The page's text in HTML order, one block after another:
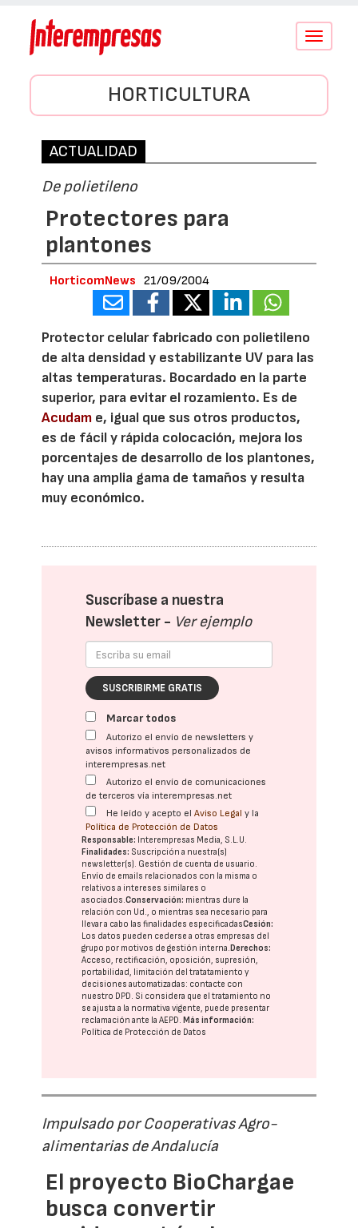
Conmutar
HORTICULTURA
ACTUALIDAD
De polietileno
Protectores para
plantones
HorticomNews 21/09/2004
Protector celular fabricado con polietileno
de alta densidad y estabilizante UV para las
altas temperaturas. Bocardado en la parte
superior, para evitar el rozamiento. Es de
Acudam e, igual que sus otros productos,
es de fácil y rápida colocación, mejora los
porcentajes de desarrollo de los plantones,
hay una amplia gama de tamaños y resulta
muy económico.
Suscríbase a nuestra
Newsletter - Ver ejemplo
SUSCRIBIRME GRATIS
Marcar todos
Autorizo el envío de newsletters y
avisos informativos personalizados de
interempresas.net
Autorizo el envío de comunicaciones
de terceros vía interempresas.net
He leído y acepto elAviso Legal y la
Política de Protección de Datos
Responsable: Interempresas Media, S.L.U.
Finalidades: Suscripción a nuestra(s)
newsletter(s). Gestión de cuenta de usuario.
Envío de emails relacionados con la misma o
relativos a intereses similares o
asociados.Conservación: mientras dure la
relación con Ud., o mientras sea necesario para
llevar a cabo las finalidades especificadasCesión:
Los datos pueden cederse a otras empresas del
grupo por motivos de gestión interna. Derechos:
Acceso, rectificación, oposición, supresión,
portabilidad, limitación del tratatamiento y
decisiones automatizadas: contacte con
nuestro DPD. Si considera que el tratamiento no
se ajusta a la normativa vigente, puede presentar
reclamación ante laAEPD. Más información:
Política de Protección de Datos
Impulsado por Cooperativas Agro-
alimentarias de Andalucía
El proyecto BioChargae
busca convertir